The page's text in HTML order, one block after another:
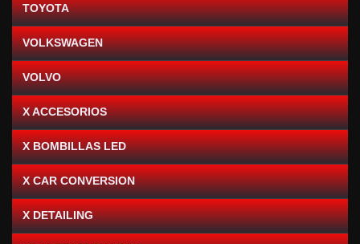
TOYOTA
VOLKSWAGEN
VOLVO
X ACCESORIOS
X BOMBILLAS LED
X CAR CONVERSION
X DETAILING